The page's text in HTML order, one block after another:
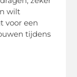
wilt
voor een
tijdens